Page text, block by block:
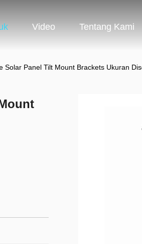
Video Tentang Kami
Solar Panel Tilt Mount Brackets Ukuran